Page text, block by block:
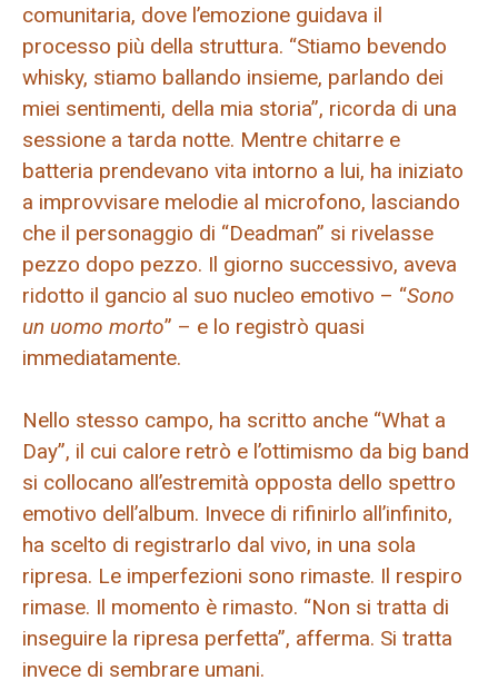
comunitaria, dove l’emozione guidava il
processo più della struttura. “Stiamo bevendo
whisky, stiamo ballando insieme, parlando dei
miei sentimenti, della mia storia”, ricorda di una
sessione a tarda notte. Mentre chitarre e
batteria prendevano vita intorno a lui, ha iniziato
a improvvisare melodie al microfono, lasciando
che il personaggio di “Deadman” si rivelasse
pezzo dopo pezzo. Il giorno successivo, aveva
ridotto il gancio al suo nucleo emotivo – “Sono
un uomo morto” – e lo registrò quasi
immediatamente.
Nello stesso campo, ha scritto anche “What a
Day”, il cui calore retrò e l’ottimismo da big band
si collocano all’estremità opposta dello spettro
emotivo dell’album. Invece di rifinirlo all’infinito,
ha scelto di registrarlo dal vivo, in una sola
ripresa. Le imperfezioni sono rimaste. Il respiro
rimase. Il momento è rimasto. “Non si tratta di
inseguire la ripresa perfetta”, afferma. Si tratta
invece di sembrare umani.